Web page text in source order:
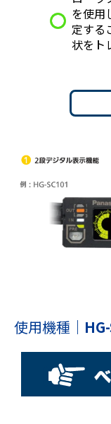
を使用
定する
状をト
使用機種 ｜